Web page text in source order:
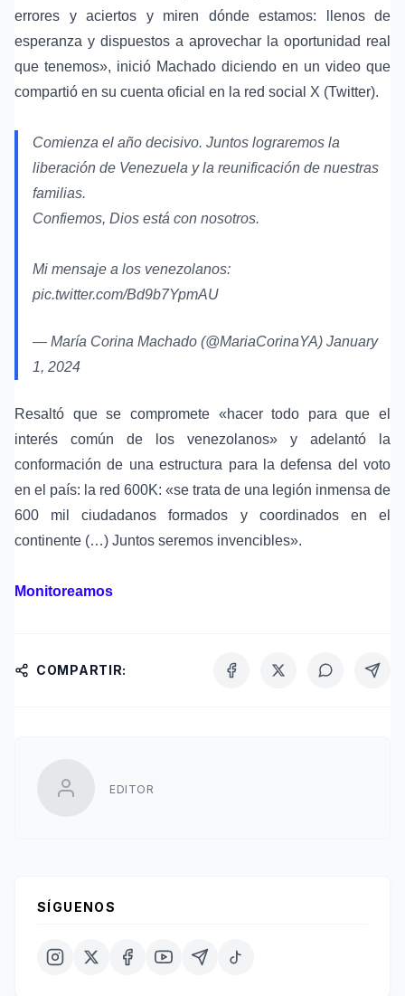
errores y aciertos y miren dónde estamos: llenos de
esperanza y dispuestos a aprovechar la oportunidad real
que tenemos», inició Machado diciendo en un video que
compartió en su cuenta oficial en la red social X (Twitter).
Comienza el año decisivo. Juntos lograremos la
liberación de Venezuela y la reunificación de nuestras
familias.
Confiemos, Dios está con nosotros.
Mi mensaje a los venezolanos:
pic.twitter.com/Bd9b7YpmAU
— María Corina Machado (@MariaCorinaYA) January
1, 2024
Resaltó que se compromete «hacer todo para que el
interés común de los venezolanos» y adelantó la
conformación de una estructura para la defensa del voto
en el país: la red 600K: «se trata de una legión inmensa de
600 mil ciudadanos formados y coordinados en el
continente (…) Juntos seremos invencibles».
Monitoreamos
COMPARTIR:
EDITOR
SÍGUENOS